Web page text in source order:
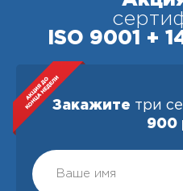
ISO 9001 +
Закажите три
900